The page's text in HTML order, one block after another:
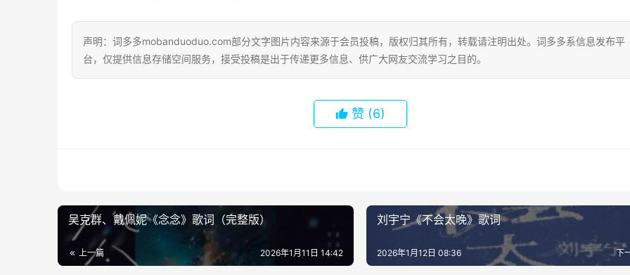
声明：词多多mobanduoduo.com部分文字图片内容来源于会员投稿，版权归其所有，转载请注明出处。词多多系信息发布平
台，仅提供信息存储空间服务，接受投稿是出于传递更多信息、供广大网友交流学习之目的。
赞 (6)
吴克群、戴佩妮《念念》歌词（完整版）
上一篇 2026年1月11日 14:42
刘宇宁《不会太晚》歌词
下
2026年1月12日 08:36